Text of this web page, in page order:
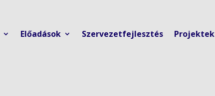
Előadások Szervezetfejlesztés Projektek